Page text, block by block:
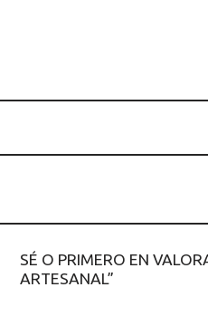
SÉ O PRIMERO EN
ARTESANAL”